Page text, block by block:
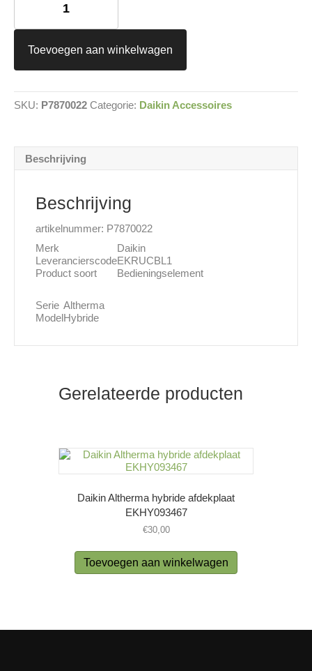
bedieningselement
EKRUCBL1
aantal
Toevoegen aan winkelwagen
SKU: P7870022 Categorie: Daikin Accessoires
Beschrijving
Beschrijving
artikelnummer: P7870022
Merk
Daikin
LeverancierscodeEKRUCBL1
Product soort
Bedieningselement
Serie Altherma
ModelHybride
Gerelateerde producten
Daikin Altherma hybride afdekplaat
EKHY093467
€30,00
Toevoegen aan winkelwagen